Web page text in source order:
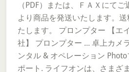
（PDF）または、ＦＡＸにて
より商品を発送いたします。
たします。 プロンプター 【エ
社】 プロンプター ... 卓上カメ
ンタル & オペレーション
ポート. ライフオンは、さまざ